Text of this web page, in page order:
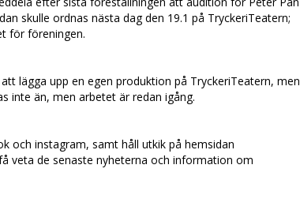
skulle ordnas nästa dag den 19.1 på TryckeriTeatern;
för föreningen.
lägga upp en egen produktion på TryckeriTeatern, men
inte än, men arbetet är redan igång.
och instagram, samt håll utkik på hemsidan
veta de senaste nyheterna och information om